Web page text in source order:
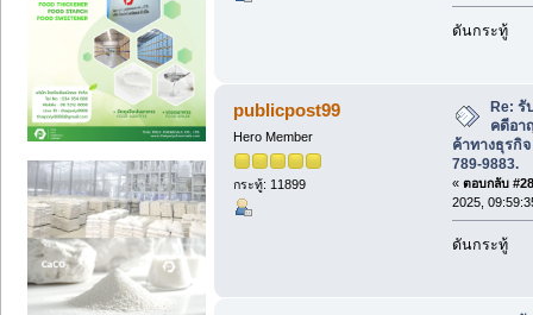
ดันกระทู้
publicpost99
Hero Member
กระทู้: 11899
Re: รั
คดีอา
ค้าทางธุรกิ
789-9883.
« ตอบกลับ
2025,
ดันกระทู้